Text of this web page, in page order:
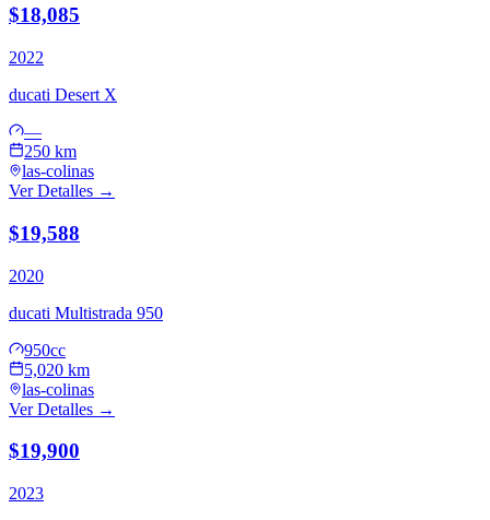
$18,085
2022
ducati Desert X
—
250 km
las-colinas
Ver Detalles →
$19,588
2020
ducati Multistrada 950
950cc
5,020 km
las-colinas
Ver Detalles →
$19,900
2023